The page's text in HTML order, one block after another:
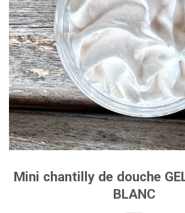
Mini chantilly de douche
BLANC